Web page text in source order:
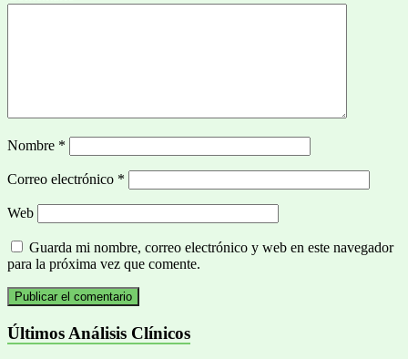
Nombre *
Correo electrónico *
Web
Guarda mi nombre, correo electrónico y web en este navegador
para la próxima vez que comente.
Últimos Análisis Clínicos